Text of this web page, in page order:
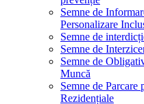
Semne de
Personalizare
Semne de
Semne de
Semne de
Muncă
Semne de Parcare
Rezidențiale